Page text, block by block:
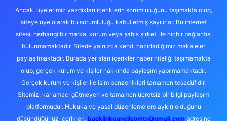
Ancak, üyelerimiz yazdıkları içeriklerin sorumluluğunu taşımakta olup,
siteye üye olarak bu sorumluluğu kabul etmiş sayılırlar. Bu internet
sitesi, herhangi bir marka, kurum veya şahıs şirketi ile hiçbir bağlantısı
bulunmamaktadır. Sitede yalnızca kendi hazırladığımız makaleler
paylaşılmaktadır. Burada yer alan içerikler haber niteliği taşımamakta
olup, gerçek kurum ve kişiler hakkında paylaşım yapılmamaktadır.
Gerçek kurum ve kişiler ile isim benzerlikleri tamamen tesadüfidir.
Sitemiz, kar amacı gütmeyen ve tamamen ücretsiz bir bilgi paylaşım
platformudur. Hukuka ve yasal düzenlemelere aykırı olduğunu
düşündüğünüz içerikleri, backlinkpanelicomtr@gmail.comadresine